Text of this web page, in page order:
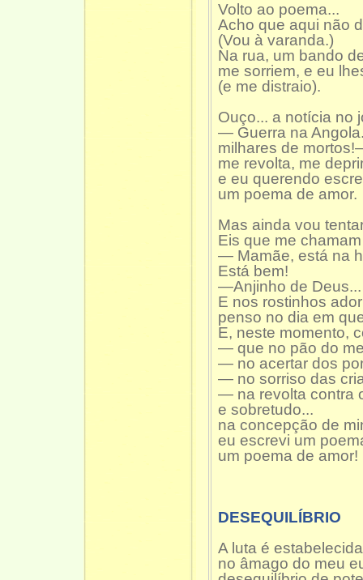
Volto ao poema...
Acho que aqui não
(Vou à varanda.)
Na rua, um bando
me sorriem, e eu
(e me distraio).
Ouço... a notícia no
— Guerra na
milhares de
me revolta, me
e eu querendo
um poema de amor.
Mas ainda vou
Eis que me
— Mamãe, está na
Está bem!
—Anjinho de Deus...
E nos rostinhos
penso no dia em
E, neste momento,
— que no pão do
— no acertar dos
— no sorriso das
— na revolta contra
e sobretudo...
na concepção de
eu escrevi um
um poema de amor!
DESEQUILÍBRIO
A luta é estabelecida
no âmago do meu